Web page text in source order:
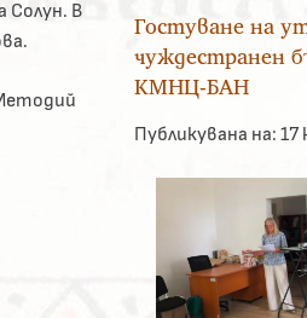
Солун. В
Гостуване на
чуждестранен
КМНЦ-БАН
Публикувана на: 17